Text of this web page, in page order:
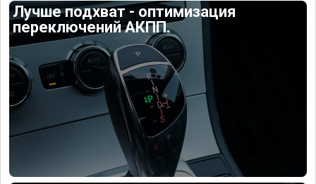
Лучше подхват - оптимизация
переключений АКПП.